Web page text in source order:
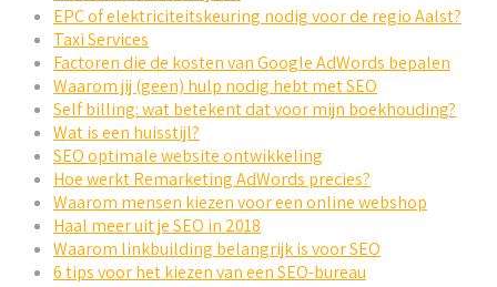
EPC of elektriciteitskeuring nodig voor de regio Aalst?
Taxi Services
Factoren die de kosten van Google AdWords bepalen
Waarom jij (geen) hulp nodig hebt met SEO
Self billing: wat betekent dat voor mijn boekhouding?
Wat is een huisstijl?
SEO optimale website ontwikkeling
Hoe werkt Remarketing AdWords precies?
Waarom mensen kiezen voor een online webshop
Haal meer uit je SEO in 2018
Waarom linkbuilding belangrijk is voor SEO
6 tips voor het kiezen van een SEO-bureau